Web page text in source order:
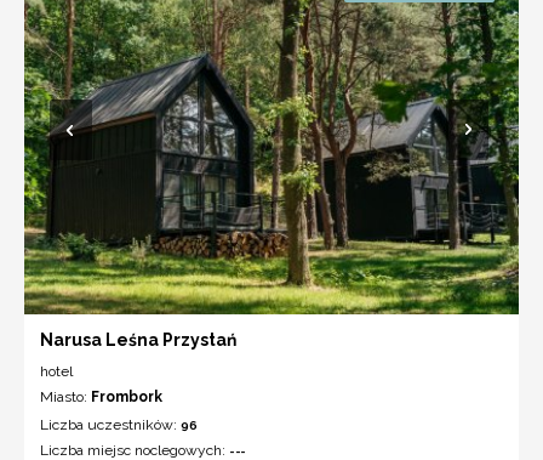
Narusa Leśna Przystań
hotel
Miasto: Frombork
Liczba uczestników: 96
Liczba miejsc noclegowych: ---